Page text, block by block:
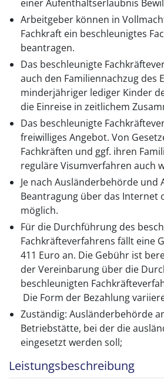
einer Aufenthaltserlaubnis
Arbeitgeber können in
Fachkraft ein beschleunigtes
beantragen.
Das beschleunigte
auch den Familiennachzug des
minderjähriger lediger Kinder
die Einreise in zeitlichem
Das beschleunigte
freiwilliges Angebot. Von
Fachkräften und ggf. ihren
reguläre Visumverfahren auch
Je nach Ausländerbehörde und
Beantragung über das Internet
möglich.
Für die Durchführung des
Fachkräfteverfahrens fällt eine
411 Euro an. Die Gebühr ist
der Vereinbarung über die
beschleunigten
Die Form der Bezahlung
Zuständig: Ausländerbehörde
Betriebstätte, bei der die
eingesetzt werden soll;
Leistungsbeschreibung